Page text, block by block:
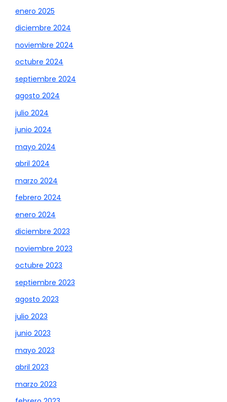
enero 2025
diciembre 2024
noviembre 2024
octubre 2024
septiembre 2024
agosto 2024
julio 2024
junio 2024
mayo 2024
abril 2024
marzo 2024
febrero 2024
enero 2024
diciembre 2023
noviembre 2023
octubre 2023
septiembre 2023
agosto 2023
julio 2023
junio 2023
mayo 2023
abril 2023
marzo 2023